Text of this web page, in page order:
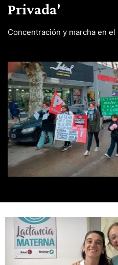
Privada'
Concentración y marcha en